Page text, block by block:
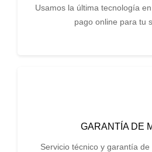
Usamos la última tecnología
pago online para tu
GARANTÍA DE
Servicio técnico y garantía